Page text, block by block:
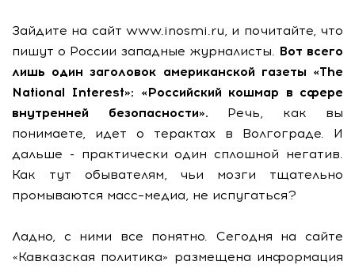
Зайдите на сайт www.inosmi.ru, и почитайте, что
пишут о России западные журналисты. Вот всего
лишь один заголовок американской газеты «The
National Interest»: «Российский кошмар в сфере
внутренней безопасности». Речь, как вы
понимаете, идет о терактах в Волгограде. И
дальше - практически один сплошной негатив.
Как тут обывателям, чьи мозги тщательно
промываются масс–медиа, не испугаться?
Ладно, с ними все понятно. Сегодня на сайте
«Кавказская политика» размещена информация